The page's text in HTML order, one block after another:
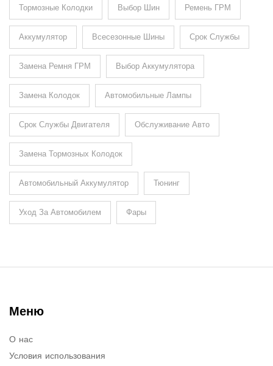
Тормозные Колодки Выбор Шин Ремень ГРМ
Аккумулятор Всесезонные Шины Срок Службы
Замена Ремня ГРМ Выбор Аккумулятора
Замена Колодок Автомобильные Лампы
Срок Службы Двигателя Обслуживание Авто
Замена Тормозных Колодок
Автомобильный Аккумулятор Тюнинг
Уход За Автомобилем Фары
Меню
О нас
Условия использования